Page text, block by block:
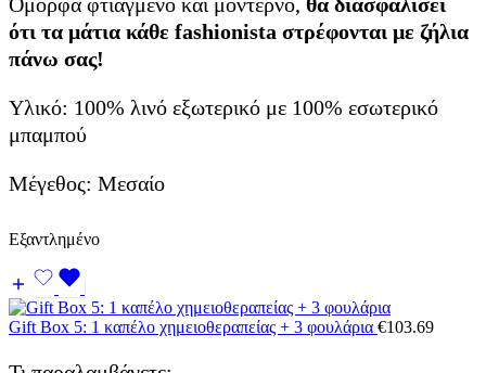
Όμορφα φτιαγμένο και μοντέρνο, θα διασφαλίσει
ότι τα μάτια κάθε fashionista στρέφονται με ζήλια
πάνω σας!
Υλικό: 100% λινό εξωτερικό με 100% εσωτερικό
μπαμπού
Μέγεθος: Μεσαίο
Εξαντλημένο
Gift Box 5: 1 καπέλο χημειοθεραπείας + 3 φουλάρια €103.69